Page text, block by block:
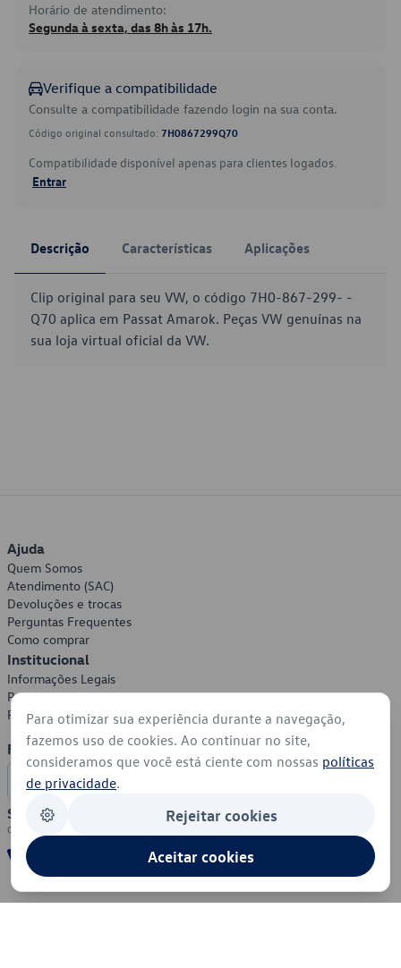
Horário de atendimento:
Segunda à sexta, das 8h às 17h.
Verifique a compatibilidade
Consulte a compatibilidade fazendo login na sua conta.
Código original consultado: 7H0867299Q70
Compatibilidade disponível apenas para clientes logados.
Entrar
Descrição Características Aplicações
Clip original para seu VW, o código 7H0-867-299- -
Q70 aplica em Passat Amarok. Peças VW genuínas na
sua loja virtual oficial da VW.
Ajuda
Quem Somos
Atendimento (SAC)
Devoluções e trocas
Perguntas Frequentes
Como comprar
Institucional
Informações Legais
Política de Privacidade
Política de Cookies
Formas de Pagamento
Segurança
Para otimizar sua experiência durante a navegação,
fazemos uso de cookies. Ao continuar no site,
consideramos que você está ciente com nossas políticas
de privacidade.
Rejeitar cookies
Aceitar cookies